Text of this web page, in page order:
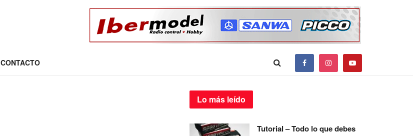
CONTACTO
Lo más leído
Tutorial – Todo lo que debes